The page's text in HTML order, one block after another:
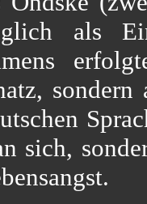
als
sich,